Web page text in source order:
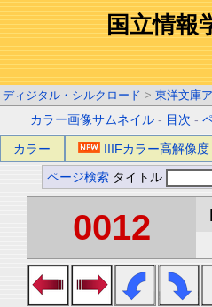
国立情報
ディジタル・シルクロード > 東洋文庫
カラー画像サムネイル - 目次 -
カラー IIIFカラー高解像度
ページ検索 タイトル
0012